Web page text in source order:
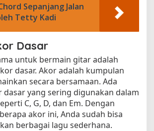
Sepanjang Jalan
Tetty Kadi
Dasar
untuk bermain gitar adalah
dasar. Akor adalah kumpulan
secara bersamaan. Ada
dasar yang sering digunakan dalam
C, G, D, dan Em. Dengan
akor ini, Anda sudah bisa
berbagai lagu sederhana.